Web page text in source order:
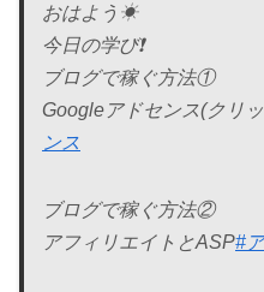
おはよう☀
今日の学び❗️
ブログで稼ぐ方法①
Googleアドセンス(クリ
ンス
ブログで稼ぐ方法②
アフィリエイトとASP#